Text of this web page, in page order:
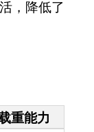
，降低了
重能力